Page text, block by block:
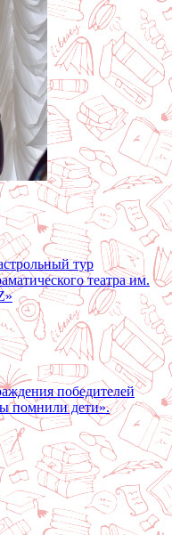
тур
театра им.
победителей
помнили дети».